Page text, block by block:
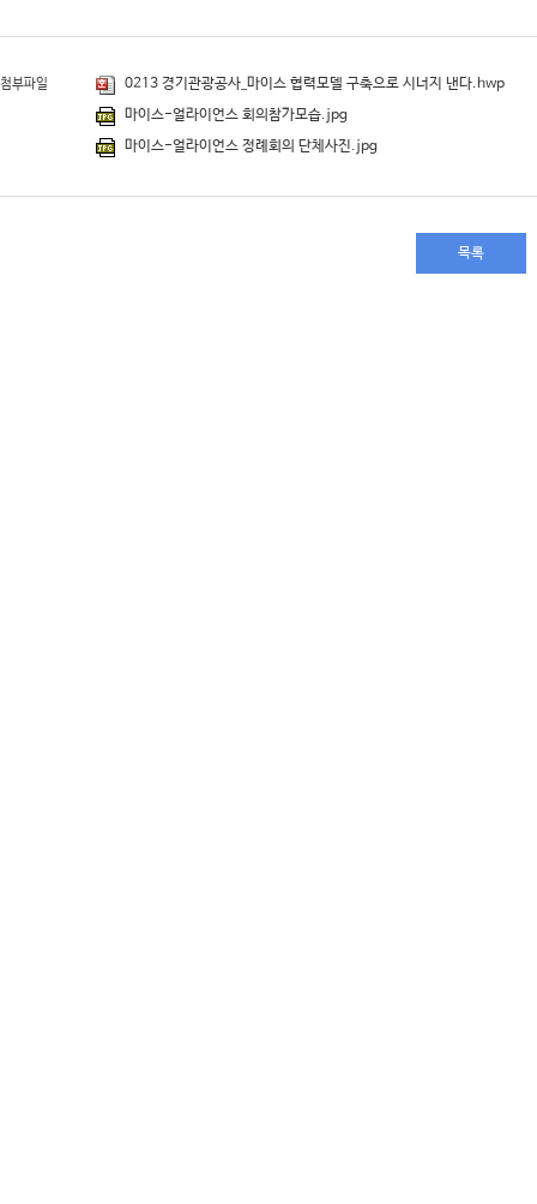
첨부파일
0213 경기관광공사_마이스 협력모델 구축으로 시너지 낸다.hwp
마이스-얼라이언스 회의참가모습.jpg
마이스-얼라이언스 정례회의 단체사진.jpg
목록